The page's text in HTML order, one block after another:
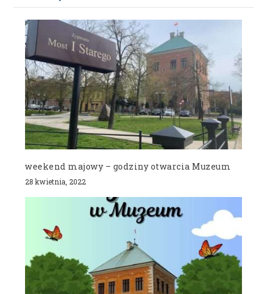
weekend majowy – godziny otwarcia Muzeum
28 kwietnia, 2022